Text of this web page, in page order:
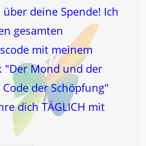
deine Spende! Ich
gesamten
mit meinem
"Der Mond und der
der Schöpfung"
dich TÄGLICH mit